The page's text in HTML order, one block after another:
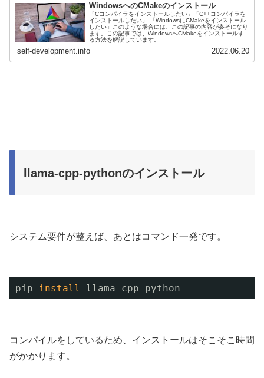
WindowsへのCMakeのインストール
「Cコンパイラをインストールしたい」「C++コンパイラを
インストールしたい」 「WindowsにCMakeをインストール
したい」このような場合には、この記事の内容が参考になり
ます。この記事では、WindowsへCMakeをインストールす
る方法を解説しています。
self-development.info 2022.06.20
llama-cpp-pythonのインストール
システム要件が整えば、あとはコマンド一発です。
pip install llama-cpp-python
コンパイルをしているため、インストールはそこそこ時間
がかかります。